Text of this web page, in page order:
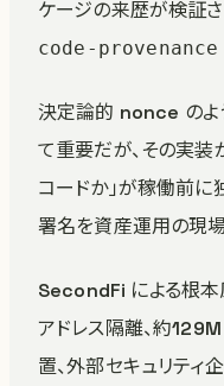
ケージの来歴が検証
code-provenance
決定論的 nonce のよ
て重要だが、その実
コードか」が稼働前に
署名を資産運用の現
SecondFi による根本
アドレス隔離、約
置、外部セキュリティ